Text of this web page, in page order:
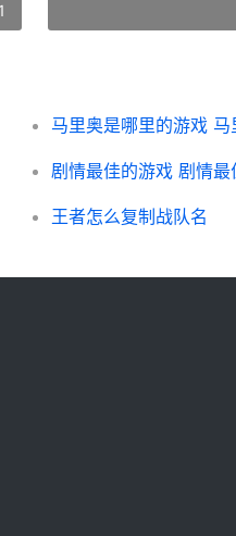
马里奥是哪里的游戏
剧情最佳的游戏 剧情最
王者怎么复制战队名